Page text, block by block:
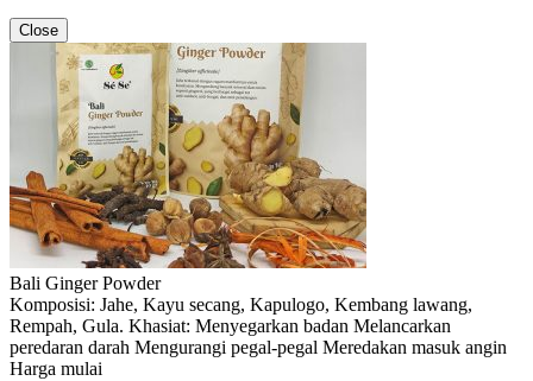
Close
Bali Ginger Powder
Komposisi: Jahe, Kayu secang, Kapulogo, Kembang lawang,
Rempah, Gula. Khasiat: Menyegarkan badan Melancarkan
peredaran darah Mengurangi pegal-pegal Meredakan masuk angin
Harga mulai